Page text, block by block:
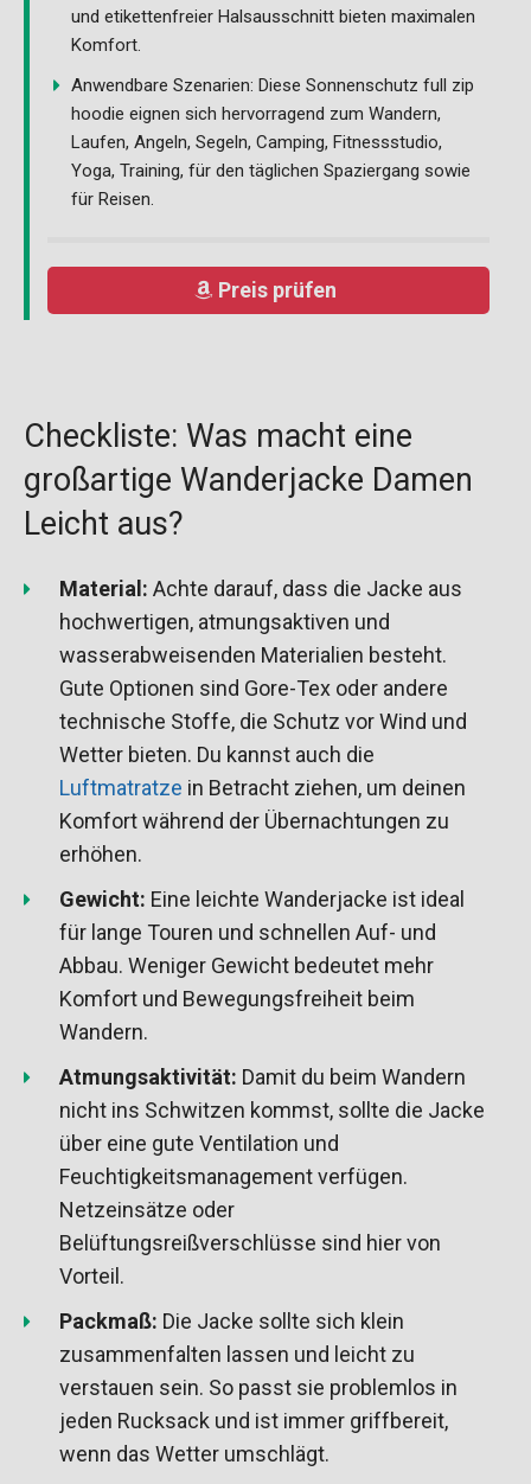
und etikettenfreier Halsausschnitt bieten maximalen
Komfort.
Anwendbare Szenarien: Diese Sonnenschutz full zip
hoodie eignen sich hervorragend zum Wandern,
Laufen, Angeln, Segeln, Camping, Fitnessstudio,
Yoga, Training, für den täglichen Spaziergang sowie
für Reisen.
Preis prüfen
Checkliste: Was macht eine
großartige Wanderjacke Damen
Leicht aus?
Material: Achte darauf, dass die Jacke aus
hochwertigen, atmungsaktiven und
wasserabweisenden Materialien besteht.
Gute Optionen sind Gore-Tex oder andere
technische Stoffe, die Schutz vor Wind und
Wetter bieten. Du kannst auch die
Luftmatratze in Betracht ziehen, um deinen
Komfort während der Übernachtungen zu
erhöhen.
Gewicht: Eine leichte Wanderjacke ist ideal
für lange Touren und schnellen Auf- und
Abbau. Weniger Gewicht bedeutet mehr
Komfort und Bewegungsfreiheit beim
Wandern.
Atmungsaktivität: Damit du beim Wandern
nicht ins Schwitzen kommst, sollte die Jacke
über eine gute Ventilation und
Feuchtigkeitsmanagement verfügen.
Netzeinsätze oder
Belüftungsreißverschlüsse sind hier von
Vorteil.
Packmaß: Die Jacke sollte sich klein
zusammenfalten lassen und leicht zu
verstauen sein. So passt sie problemlos in
jeden Rucksack und ist immer griffbereit,
wenn das Wetter umschlägt.